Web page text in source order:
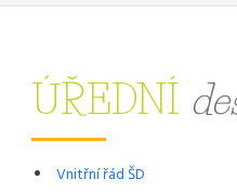
ÚŘEDNÍ
Vnitřní řád ŠD